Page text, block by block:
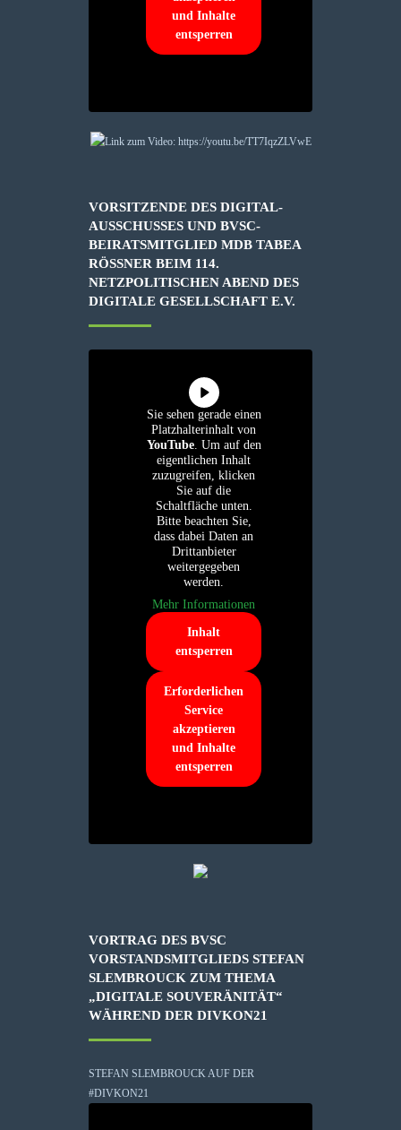
und Inhalte
entsperren
VORSITZENDE DES DIGITAL-
AUSSCHUSSES UND BVSC-
BEIRATSMITGLIED MDB TABEA
RÖSSNER BEIM 114. N
ETZPOLITISCHEN ABEND DES D
IGITALE GESELLSCHAFT E.V.
Sie sehen gerade einen
Platzhalterinhalt von
YouTube. Um auf den
eigentlichen Inhalt
zuzugreifen, klicken
Sie auf die
Schaltfläche unten.
Bitte beachten Sie,
dass dabei Daten an
Drittanbieter
weitergegeben
werden.
Mehr Informationen
Inhalt
entsperren
Erforderlichen
Service
akzeptieren
und Inhalte
entsperren
VORTRAG DES BVSC
VORSTANDSMITGLIEDS STEFAN
SLEMBROUCK ZUM THEMA
„DIGITALE SOUVERÄNITÄT“
WÄHREND DER DIVKON21
STEFAN SLEMBROUCK AUF DER
#DIVKON21